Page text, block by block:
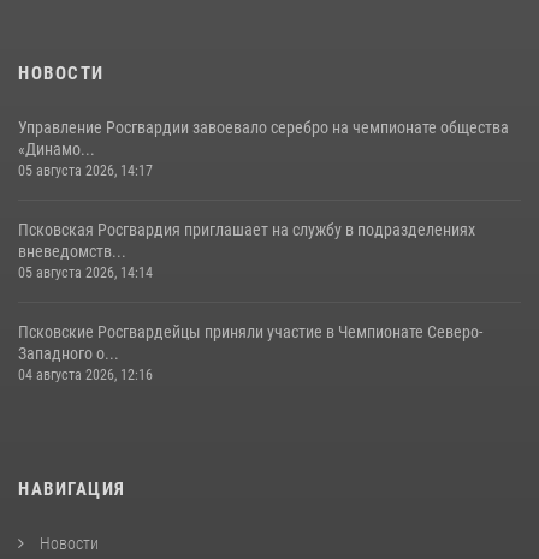
22 июля 2026, 10:19
НОВОСТИ
Управление Росгвардии завоевало серебро на чемпионате общества
«Динамо...
05 августа 2026, 14:17
Псковская Росгвардия приглашает на службу в подразделениях
вневедомств...
05 августа 2026, 14:14
Псковские Росгвардейцы приняли участие в Чемпионате Северо-
Западного о...
04 августа 2026, 12:16
НАВИГАЦИЯ
Новости